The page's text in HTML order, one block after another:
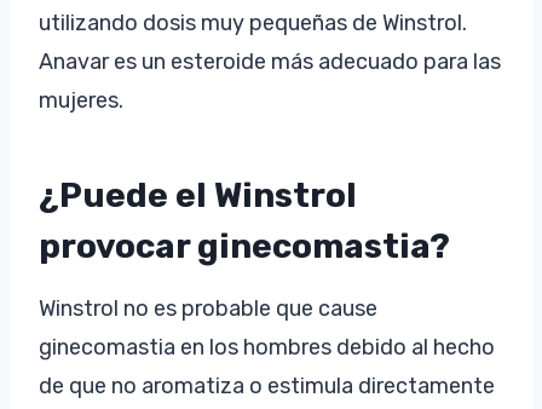
utilizando dosis muy pequeñas de Winstrol.
Anavar es un esteroide más adecuado para las
mujeres.
¿Puede el Winstrol
provocar ginecomastia?
Winstrol no es probable que cause
ginecomastia en los hombres debido al hecho
de que no aromatiza o estimula directamente